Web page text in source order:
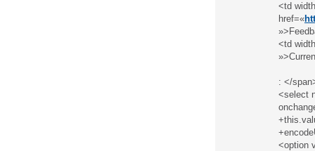
<td
href=«
<td
: </
<select
<option